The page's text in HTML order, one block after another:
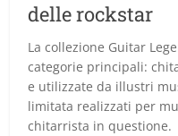
delle rockstar
La collezione Guitar
categorie principali:
e utilizzate da illustri
limitata realizzati per
chitarrista in questione.